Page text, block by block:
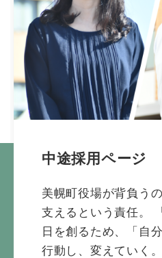
中途採用ページ
美幌町役場が背負う
支えるという責任。
日を創るため、「自
行動し、変えていく